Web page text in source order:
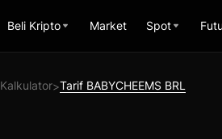
Beli Kripto Market Spot
Kalkulator>Tarif BABYCHEEMS BRL